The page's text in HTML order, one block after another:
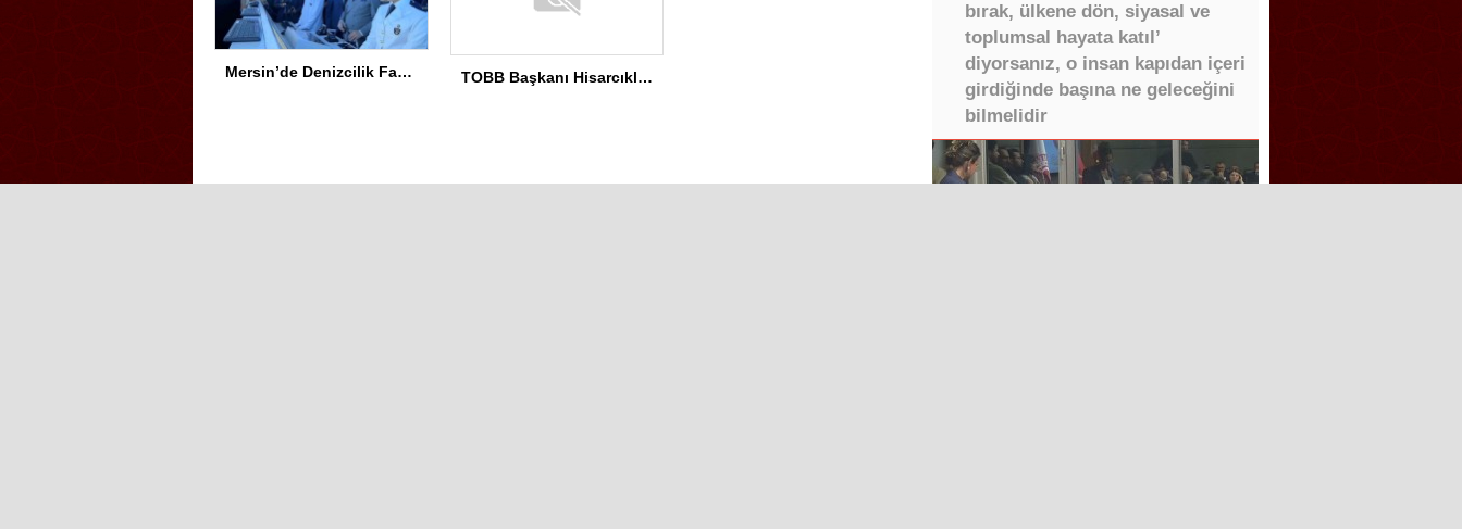
Mersin’de Denizcilik Fakültesi binası hizmete açıldı TOBB Başkanı Hisarcıklıoğlu MEÜ’yi Ziyaret Etti
bırak, ülkene dön, siyasal ve
toplumsal hayata katıl’
diyorsanız, o insan kapıdan içeri
girdiğinde başına ne geleceğini
bilmelidir